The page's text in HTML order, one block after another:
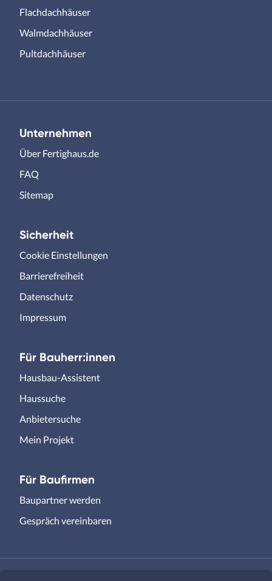
Flachdachhäuser
Walmdachhäuser
Pultdachhäuser
Unternehmen
Über Fertighaus.de
FAQ
Sitemap
Sicherheit
Cookie Einstellungen
Barrierefreiheit
Datenschutz
Impressum
Für Bauherr:innen
Hausbau-Assistent
Haussuche
Anbietersuche
Mein Projekt
Für Baufirmen
Baupartner werden
Gespräch vereinbaren